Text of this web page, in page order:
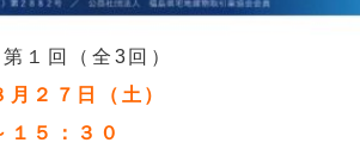
１回（全3回）
７日（土）
：３０